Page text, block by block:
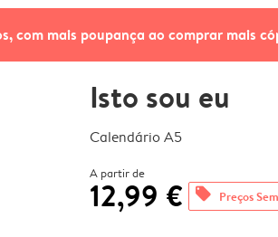
com mais poupança ao comprar mais
Isto sou eu
Calendário A5
A partir de
12,99 € offers Preços